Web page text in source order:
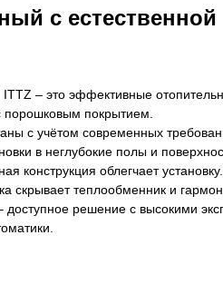
с естественной
– это эффективные
порошковым покрытием.
с учётом современных
в неглубокие полы и
конструкция облегчает установку.
скрывает теплообменник и
решение с высокими